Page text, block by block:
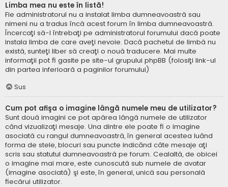
Limba mea nu este în listă!
Fie administratorul nu a instalat limba dumneavoastră sau
nimeni nu a tradus încă acest forum în limba dumneavoastră.
Încercaţi să-l întrebaţi pe administratorul forumului dacă poate
instala limba de care aveţi nevoie. Dacă pachetul de limbă nu
există, sunteţi liber să creaţi o nouă traducere. Mai multe
informaţii pot fi gasite pe site-ul grupului phpBB (folosiţi link-ul
din partea inferioară a paginilor forumului)
Sus
Cum pot afişa o imagine lângă numele meu de utilizator?
Sunt două imagini ce pot apărea lângă numele de utilizator
când vizualizaţi mesaje. Una dintre ele poate fi o imagine
asociată cu rangul dumneavoastră, în general acestea luând
forma de stele, blocuri sau puncte indicând câte mesaje aţi
scris sau statutul dumneavoastră pe forum. Cealaltă, de obicei
o imagine mai mare, este cunoscută sub numele de avatar
(imagine asociată) şi este, în general, unică sau personală
fiecărui utilizator.